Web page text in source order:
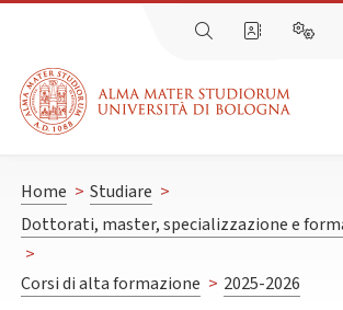
Home > Studiare >
Dottorati, master, specializzazione e
>
Corsi di alta formazione > 2025-2026